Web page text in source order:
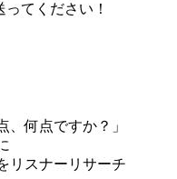
てください！
何点ですか？」
リスナーリサーチ